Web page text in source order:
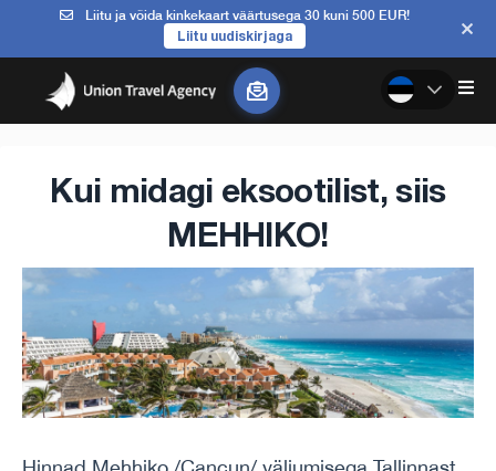
Liitu ja võida kinkekaart väärtusega 30 kuni 500 EUR!
Liitu uudiskirjaga
Kui midagi eksootilist, siis
MEHHIKO!